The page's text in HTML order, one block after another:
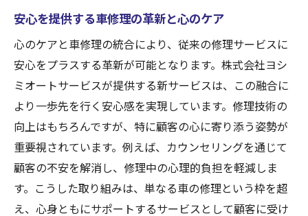
安心を提供する車修理の革新と心のケア
心のケアと車修理の統合により、従来の修理サービスに
安心をプラスする革新が可能となります。株式会社ヨシ
ミオートサービスが提供する新サービスは、この融合に
より一歩先を行く安心感を実現しています。修理技術の
向上はもちろんですが、特に顧客の心に寄り添う姿勢が
重要視されています。例えば、カウンセリングを通じて
顧客の不安を解消し、修理中の心理的負担を軽減しま
す。こうした取り組みは、単なる車の修理という枠を超
え、心身ともにサポートするサービスとして顧客に受け